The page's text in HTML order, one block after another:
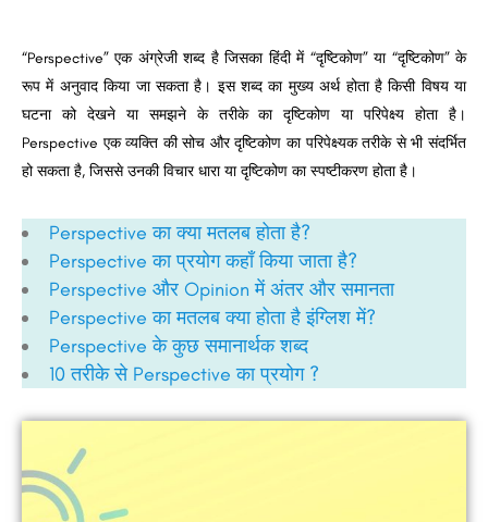
“Perspective” एक अंग्रेजी शब्द है जिसका हिंदी में “दृष्टिकोण” या “दृष्टिकोण” के
रूप में अनुवाद किया जा सकता है। इस शब्द का मुख्य अर्थ होता है किसी विषय या
घटना को देखने या समझने के तरीके का दृष्टिकोण या परिपेक्ष्य होता है।
Perspective एक व्यक्ति की सोच और दृष्टिकोण का परिपेक्ष्यक तरीके से भी संदर्भित
हो सकता है, जिससे उनकी विचार धारा या दृष्टिकोण का स्पष्टीकरण होता है।
Perspective काक्या मतलब होता है?
Perspective का प्रयोग कहाँ किया जाता है?
Perspective और Opinion में अंतर और समानता
Perspective का मतलब क्या होता है इंग्लिश में?
Perspective के कुछ समानार्थक शब्द
10 तरीके से Perspective का प्रयोग ?